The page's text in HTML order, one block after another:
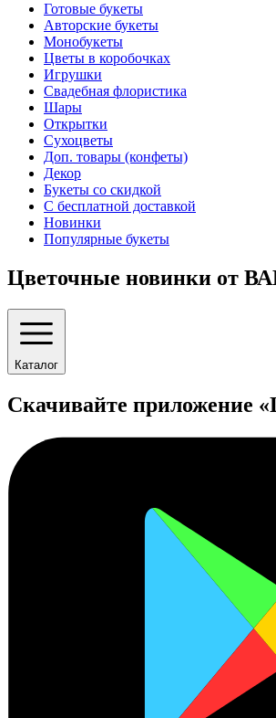
Готовые букеты
Авторские букеты
Монобукеты
Цветы в коробочках
Игрушки
Свадебная флористика
Шары
Открытки
Сухоцветы
Доп. товары (конфеты)
Декор
Букеты со скидкой
С бесплатной доставкой
Новинки
Популярные букеты
Цветочные новинки от
Каталог
Скачивайте приложение